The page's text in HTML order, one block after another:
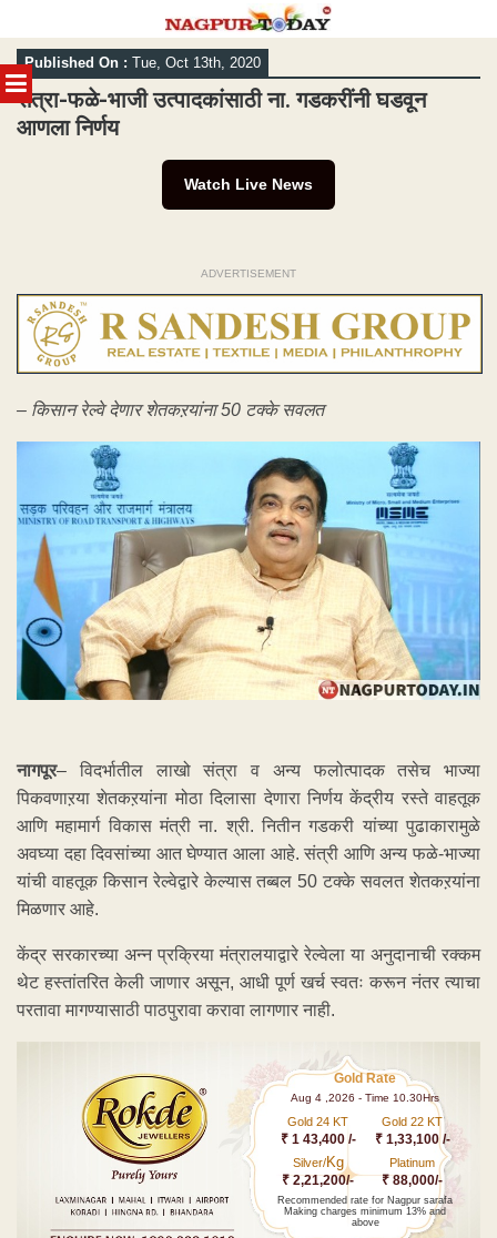
MENU
Skip
to
content
Published On : Tue, Oct 13th, 2020
संत्रा-फळे-भाजी उत्पादकांसाठी ना. गडकरींनी घडवून
आणला निर्णय
Watch Live News
ADVERTISEMENT
– किसान रेल्वे देणार शेतकऱयांना 50 टक्के सवलत
नागपूर– विदर्भातील लाखो संत्रा व अन्य फलोत्पादक तसेच भाज्या
पिकवणाऱया शेतकऱयांना मोठा दिलासा देणारा निर्णय केंद्रीय रस्ते वाहतूक
आणि महामार्ग विकास मंत्री ना. श्री. नितीन गडकरी यांच्या पुढाकारामुळे
अवघ्या दहा दिवसांच्या आत घेण्यात आला आहे. संत्री आणि अन्य फळे-भाज्या
यांची वाहतूक किसान रेल्वेद्वारे केल्यास तब्बल 50 टक्के सवलत शेतकऱयांना
मिळणार आहे.
केंद्र सरकारच्या अन्न प्रक्रिया मंत्रालयाद्वारे रेल्वेला या अनुदानाची रक्कम
थेट हस्तांतरित केली जाणार असून, आधी पूर्ण खर्च स्वतः करून नंतर त्याचा
परतावा मागण्यासाठी पाठपुरावा करावा लागणार नाही.
Gold Rate
Aug 4 ,2026 - Time 10.30Hrs
Gold 24 KT
₹ 1 43,400 /-
Gold 22 KT
₹ 1,33,100 /-
Silver/Kg
₹ 2,21,200/-
Platinum
₹ 88,000/-
Recommended rate for Nagpur sarafa
Making charges minimum 13% and
above